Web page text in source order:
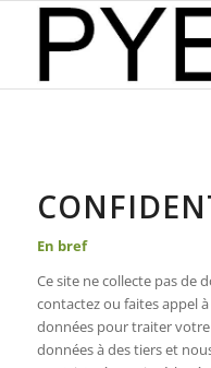
En bref
Ce site ne collecte pas de
contactez ou faites appel
données pour traiter
données à des tiers et